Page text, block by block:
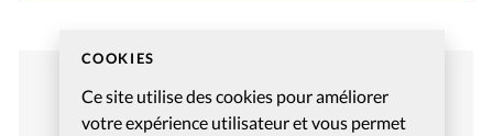
COOKIES
Ce site utilise des cookies pour améliorer
votre expérience utilisateur et vous permet